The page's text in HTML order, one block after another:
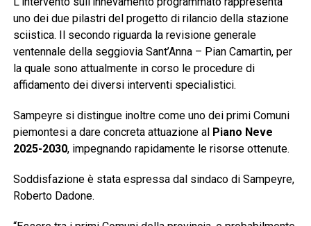
uno dei due pilastri del progetto di rilancio della stazione
sciistica. Il secondo riguarda la revisione generale
ventennale della seggiovia Sant’Anna – Pian Camartin, per
la quale sono attualmente in corso le procedure di
affidamento dei diversi interventi specialistici.
Sampeyre si distingue inoltre come uno dei primi Comuni
piemontesi a dare concreta attuazione al Piano Neve
2025-2030, impegnando rapidamente le risorse ottenute.
Soddisfazione è stata espressa dal sindaco di Sampeyre,
Roberto Dadone.